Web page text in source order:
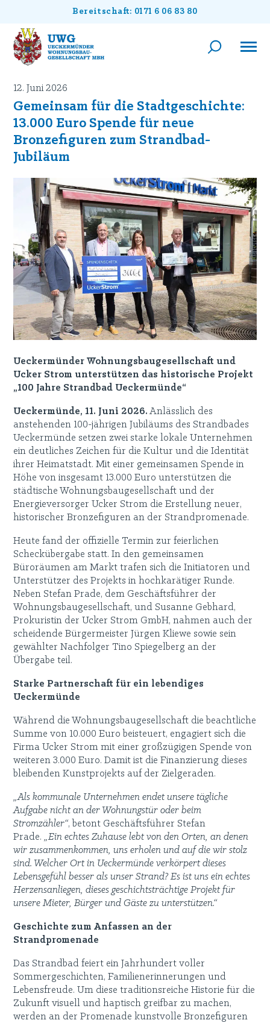
Bereitschaft: 0171 6 06 83 80
12. Juni 2026
Gemeinsam für die Stadtgeschichte:
13.000 Euro Spende für neue
Bronzefiguren zum Strandbad-
Jubiläum
Ueckermünder Wohnungsbaugesellschaft und
Ucker Strom unterstützen das historische Projekt
„100 Jahre Strandbad Ueckermünde“
Ueckermünde, 11. Juni 2026. Anlässlich des
anstehenden 100-jährigen Jubiläums des Strandbades
Ueckermünde setzen zwei starke lokale Unternehmen
ein deutliches Zeichen für die Kultur und die Identität
ihrer Heimatstadt. Mit einer gemeinsamen Spende in
Höhe von insgesamt 13.000 Euro unterstützen die
städtische Wohnungsbaugesellschaft und der
Energieversorger Ucker Strom die Erstellung neuer,
historischer Bronzefiguren an der Strandpromenade.
Heute fand der offizielle Termin zur feierlichen
Scheckübergabe statt. In den gemeinsamen
Büroräumen am Markt trafen sich die Initiatoren und
Unterstützer des Projekts in hochkarätiger Runde.
Neben Stefan Prade, dem Geschäftsführer der
Wohnungsbaugesellschaft, und Susanne Gebhard,
Prokuristin der Ucker Strom GmbH, nahmen auch der
scheidende Bürgermeister Jürgen Kliewe sowie sein
gewählter Nachfolger Tino Spiegelberg an der
Übergabe teil.
Starke Partnerschaft für ein lebendiges
Ueckermünde
Während die Wohnungsbaugesellschaft die beachtliche
Summe von 10.000 Euro beisteuert, engagiert sich die
Firma Ucker Strom mit einer großzügigen Spende von
weiteren 3.000 Euro. Damit ist die Finanzierung dieses
bleibenden Kunstprojekts auf der Zielgeraden.
„Als kommunale Unternehmen endet unsere tägliche
Aufgabe nicht an der Wohnungstür oder beim
Stromzähler“, betont Geschäftsführer Stefan
Prade.„Ein echtes Zuhause lebt von den Orten, an denen
wir zusammenkommen, uns erholen und auf die wir stolz
sind. Welcher Ort in Ueckermünde verkörpert dieses
Lebensgefühl besser als unser Strand? Es ist uns ein echtes
Herzensanliegen, dieses geschichtsträchtige Projekt für
unsere Mieter, Bürger und Gäste zu unterstützen.“
Geschichte zum Anfassen an der
Strandpromenade
Das Strandbad feiert ein Jahrhundert voller
Sommergeschichten, Familienerinnerungen und
Lebensfreude. Um diese traditionsreiche Historie für die
Zukunft visuell und haptisch greifbar zu machen,
werden an der Promenade kunstvolle Bronzefiguren